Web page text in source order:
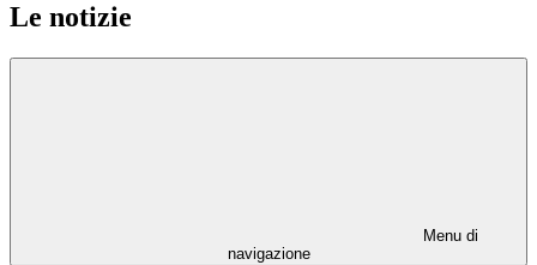
Le notizie
Menu di
navigazione